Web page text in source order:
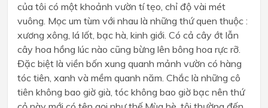
của tôi có một khoảnh vườn tí tẹo, chỉ độ vài mét
vuông. Mọc um tùm với nhau là những thứ quen thuộc :
xương xông, lá lốt, bạc hà, kinh giới. Có cả cây ớt lẫn
cây hoa hồng lúc nào cũng bừng lên bông hoa rực rỡ.
Đặc biệt là viền bốn xung quanh mảnh vườn có hàng
tóc tiên, xanh và mềm quanh năm. Chắc là những cô
tiên không bao giờ già, tóc không bao giờ bạc nên thứ